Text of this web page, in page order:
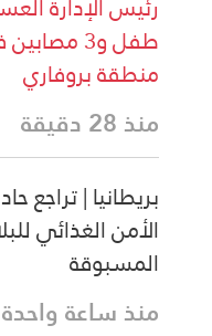
طفل و3
منطقة بروفاري
منذ 28 دقيقة
بريطانيا | تراجع
الأمن الغذائي
المسبوقة
منذ ساعة واحدة